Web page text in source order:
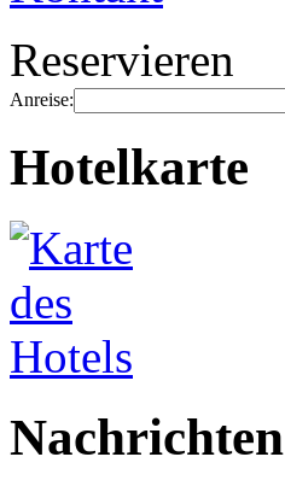
Reservieren
Anreise:
Hotelkarte
Nachrichten